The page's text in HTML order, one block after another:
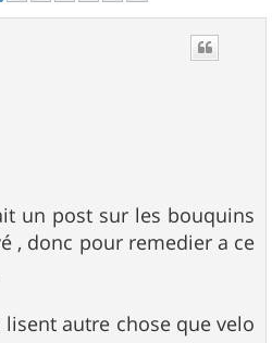
un post sur les bouquins
, donc pour remedier a ce
autre chose que velo